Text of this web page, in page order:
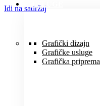
Idi na sadržajUSLUGE
Grafički dizajn
Grafičke usluge
Grafička priprema